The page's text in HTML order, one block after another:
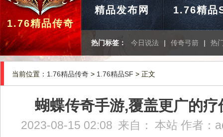
1.76精品传奇
精品发布网 1.76精品
热门标签： 今日说法 | 传奇弓箭 | 热
当前位置： 1.76精品传奇 > 1.76精品SF > 正文
蝴蝶传奇手游,覆盖更广的疗
2023-08-15 02:08 来自： 本站 作者：